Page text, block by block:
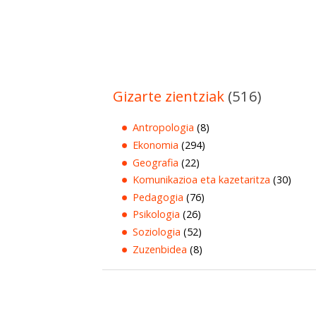
Gizarte zientziak (516)
Antropologia (8)
Ekonomia (294)
Geografia (22)
Komunikazioa eta kazetaritza (30)
Pedagogia (76)
Psikologia (26)
Soziologia (52)
Zuzenbidea (8)